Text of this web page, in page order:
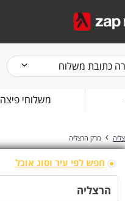
כתובת משלוח
משלוחי פיצה
מרק הרצליה
חפש לפי עיר וסוג אוכל